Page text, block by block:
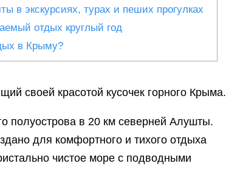
в экскурсиях, турах и пеших прогулках
отдых круглый год
в Крыму?
своей красотой кусочек горного Крыма.
полуострова в 20 км северней Алушты.
для комфортного и тихого отдыха
чистое море с подводными